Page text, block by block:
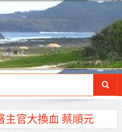
主官大換血 蔡順元